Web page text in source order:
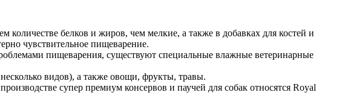
белков и жиров, чем мелкие, а также в добавках для костей и
чувствительное пищеварение.
пищеварения, существуют специальные влажные ветеринарные
видов), а также овощи, фрукты, травы.
супер премиум консервов и паучей для собак относятся Royal